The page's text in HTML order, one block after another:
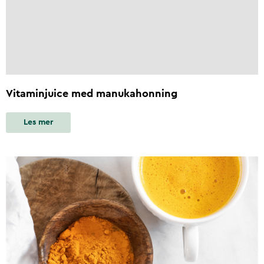
Vitaminjuice med manukahonning
Les mer